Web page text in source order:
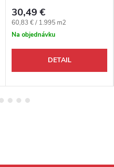
30,49 €
Jednotková cena:
60,83 € / 1.995 m2
Na objednávku
DETAIL